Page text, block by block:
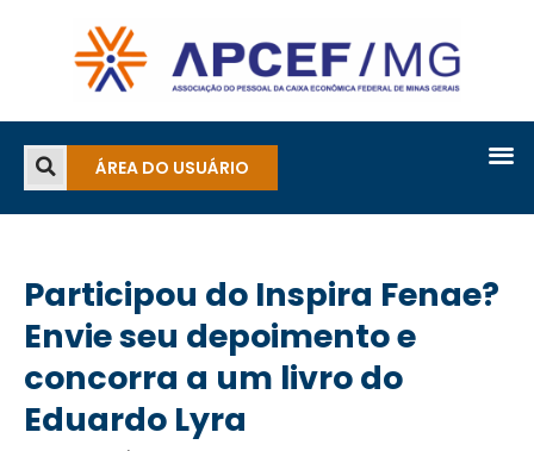
ÁREA DO USUÁRIO
Participou do Inspira Fenae?
Envie seu depoimento e
concorra a um livro do
Eduardo Lyra